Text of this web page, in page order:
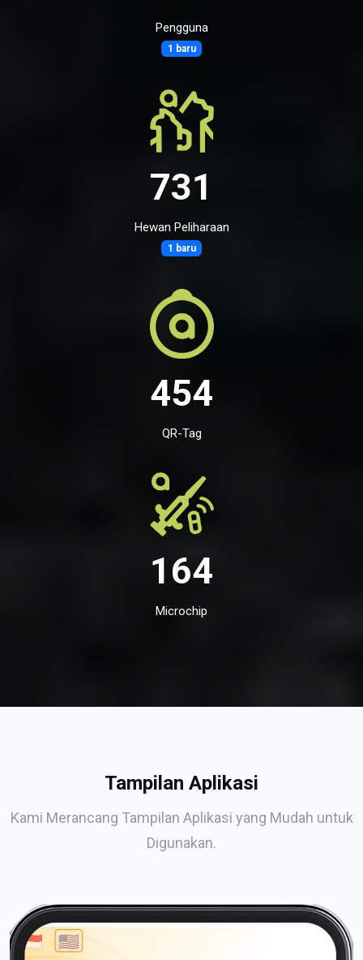
Pengguna
1 baru
731
Hewan Peliharaan
1 baru
454
QR-Tag
164
Microchip
Tampilan Aplikasi
Kami Merancang Tampilan Aplikasi yang Mudah untuk
Digunakan.